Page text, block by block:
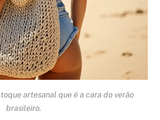
artesanal que é a cara do verão
brasileiro.